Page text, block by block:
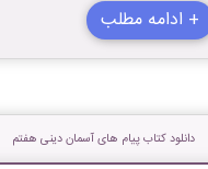
+ ادامه مطلب
دانلود کتاب پیام های آسمان دینی هفتم